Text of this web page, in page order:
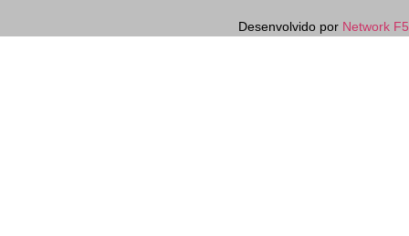
Desenvolvido por Network F5